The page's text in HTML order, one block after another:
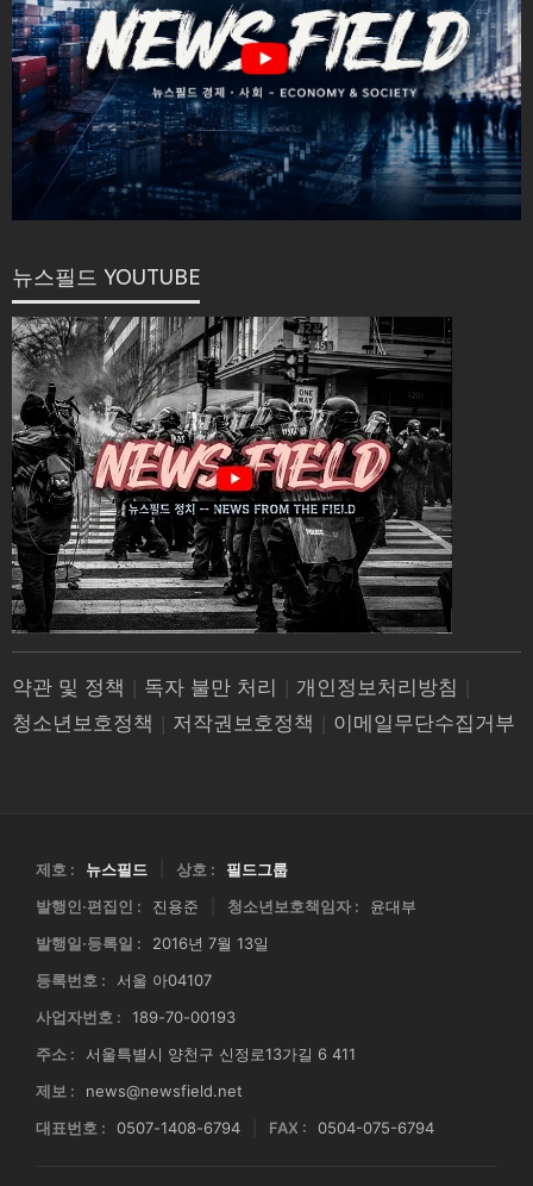
뉴스필드 YOUTUBE
약관 및 정책 독자 불만 처리 개인정보처리방침
청소년보호정책
저작권보호정책 이메일무단수집거부
제호 : 뉴스필드 상호 :
필드그룹
발행인·편집인 :
진용준 청소년보호책임자 :
윤대부
발행일·등록일 :
2016년 7월 13일
등록번호 :
서울 아04107
사업자번호 :
189-70-00193
주소 :
서울특별시 양천구 신정로13가길 6 411
제보 :
news@newsfield.net
대표번호 :
0507-1408-6794 FAX : 0504-075-6794